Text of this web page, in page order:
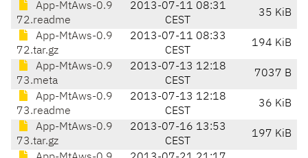
App-MtAws-0.9
72.readme
2013-07-11 08:31
CEST
35 KiB
App-MtAws-0.9
72.tar.gz
2013-07-11 08:33
CEST
194 KiB
App-MtAws-0.9
73.meta
2013-07-13 12:18
CEST
7037 B
App-MtAws-0.9
73.readme
2013-07-13 12:18
CEST
36 KiB
App-MtAws-0.9
73.tar.gz
2013-07-16 13:53
CEST
197 KiB